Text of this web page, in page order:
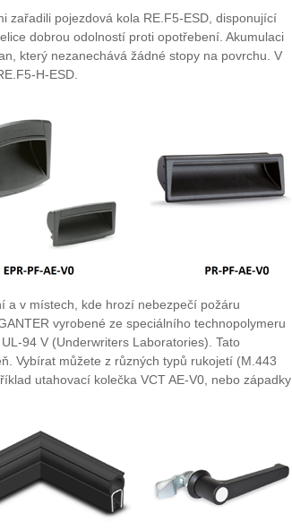
zařadili pojezdová kola RE.F5-ESD, disponující
dobrou odolností proti opotřebení. Akumulaci
který nezanechává žádné stopy na povrchu. V
H-ESD.
a v místech, kde hrozí nebezpečí požáru
vyrobené ze speciálního technopolymeru
94 V (Underwriters Laboratories). Tato
Vybírat můžete z různých typů rukojetí (M.443
utahovací kolečka VCT AE-V0, nebo západky